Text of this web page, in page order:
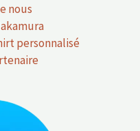
nous
personnalisé